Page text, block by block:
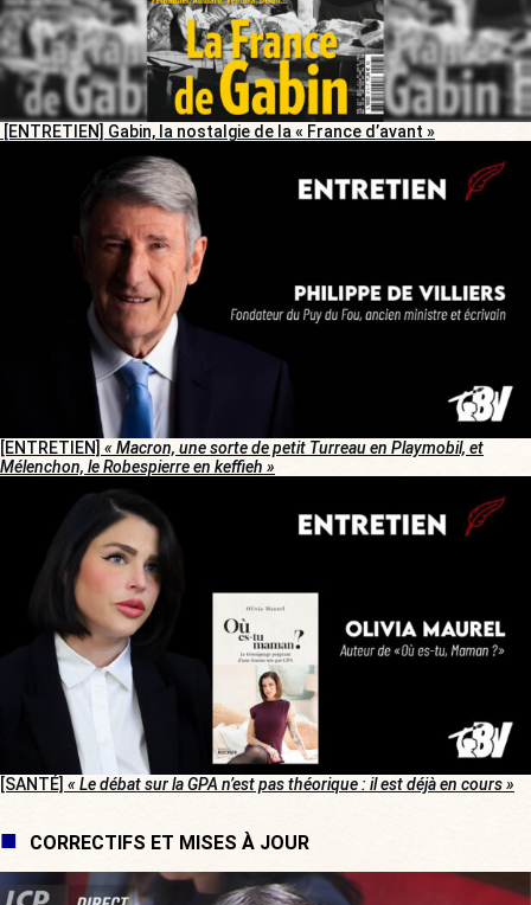
[ENTRETIEN] Gabin, la nostalgie de la « France d’avant »
[ENTRETIEN] « Macron, une sorte de petit Turreau en Playmobil, et
Mélenchon, le Robespierre en keffieh »
[SANTÉ] « Le débat sur la GPA n’est pas théorique : il est déjà en cours »
CORRECTIFS ET MISES À JOUR